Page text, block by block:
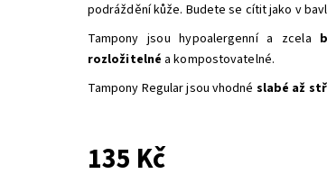
podráždění kůže. Budete se cítit jako v
Tampony jsou hypoalergenní a zcela
rozložitelné a kompostovatelné.
Tampony Regular jsou vhodné slabé až
135 Kč